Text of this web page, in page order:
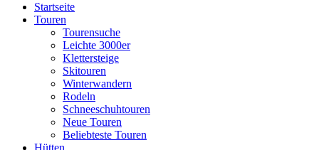
Startseite
Touren
Tourensuche
Leichte 3000er
Klettersteige
Skitouren
Winterwandern
Rodeln
Schneeschuhtouren
Neue Touren
Beliebteste Touren
Hütten